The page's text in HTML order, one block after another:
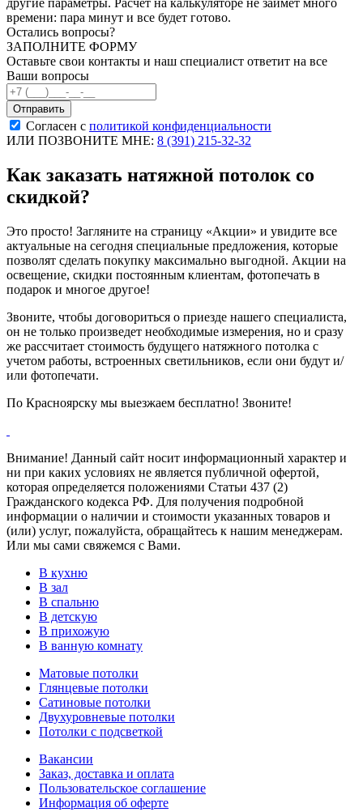
другие параметры. Расчет на калькуляторе не займет много
времени: пара минут и все будет готово.
Остались вопросы?
ЗАПОЛНИТЕ ФОРМУ
Оставьте свои контакты и наш специалист ответит на все
Ваши вопросы
Согласен с политикой конфиденциальности
ИЛИ ПОЗВОНИТЕ МНЕ: 8 (391) 215-32-32
Как заказать натяжной потолок со
скидкой?
Это просто! Загляните на страницу «Акции» и увидите все
актуальные на сегодня специальные предложения, которые
позволят сделать покупку максимально выгодной. Акции на
освещение, скидки постоянным клиентам, фотопечать в
подарок и многое другое!
Звоните, чтобы договориться о приезде нашего специалиста,
он не только произведет необходимые измерения, но и сразу
же рассчитает стоимость будущего натяжного потолка с
учетом работы, встроенных светильников, если они будут и/
или фотопечати.
По Красноярску мы выезжаем бесплатно! Звоните!
Внимание! Данный сайт носит информационный характер и
ни при каких условиях не является публичной офертой,
которая определяется положениями Статьи 437 (2)
Гражданского кодекса РФ. Для получения подробной
информации о наличии и стоимости указанных товаров и
(или) услуг, пожалуйста, обращайтесь к нашим менеджерам.
Или мы сами свяжемся с Вами.
В кухню
В зал
В спальню
В детскую
В прихожую
В ванную комнату
Матовые потолки
Глянцевые потолки
Сатиновые потолки
Двухуровневые потолки
Потолки с подсветкой
Вакансии
Заказ, доставка и оплата
Пользовательское соглашение
Информация об оферте